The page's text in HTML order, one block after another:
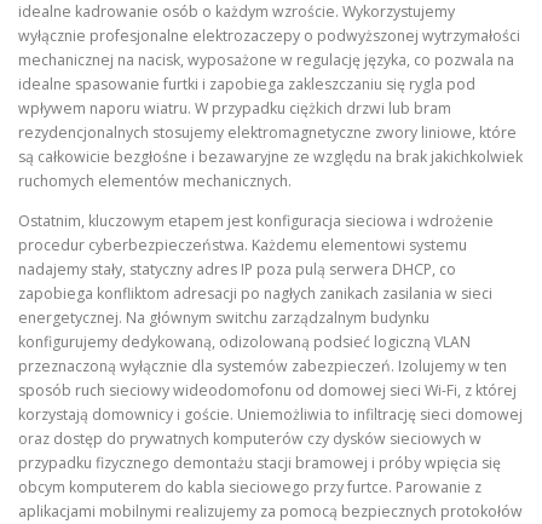
idealne kadrowanie osób o każdym wzroście. Wykorzystujemy
wyłącznie profesjonalne elektrozaczepy o podwyższonej wytrzymałości
mechanicznej na nacisk, wyposażone w regulację języka, co pozwala na
idealne spasowanie furtki i zapobiega zakleszczaniu się rygla pod
wpływem naporu wiatru. W przypadku ciężkich drzwi lub bram
rezydencjonalnych stosujemy elektromagnetyczne zwory liniowe, które
są całkowicie bezgłośne i bezawaryjne ze względu na brak jakichkolwiek
ruchomych elementów mechanicznych.
Ostatnim, kluczowym etapem jest konfiguracja sieciowa i wdrożenie
procedur cyberbezpieczeństwa. Każdemu elementowi systemu
nadajemy stały, statyczny adres IP poza pulą serwera DHCP, co
zapobiega konfliktom adresacji po nagłych zanikach zasilania w sieci
energetycznej. Na głównym switchu zarządzalnym budynku
konfigurujemy dedykowaną, odizolowaną podsieć logiczną VLAN
przeznaczoną wyłącznie dla systemów zabezpieczeń. Izolujemy w ten
sposób ruch sieciowy wideodomofonu od domowej sieci Wi-Fi, z której
korzystają domownicy i goście. Uniemożliwia to infiltrację sieci domowej
oraz dostęp do prywatnych komputerów czy dysków sieciowych w
przypadku fizycznego demontażu stacji bramowej i próby wpięcia się
obcym komputerem do kabla sieciowego przy furtce. Parowanie z
aplikacjami mobilnymi realizujemy za pomocą bezpiecznych protokołów